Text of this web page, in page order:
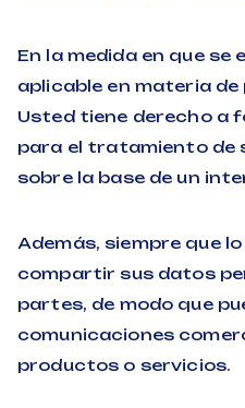
En la medida en que se
aplicable en materia
Usted tiene derecho a
para el tratamiento de
sobre la base de un
Además, siempre que
compartir sus datos
partes, de modo que
comunicaciones
productos o servicios.